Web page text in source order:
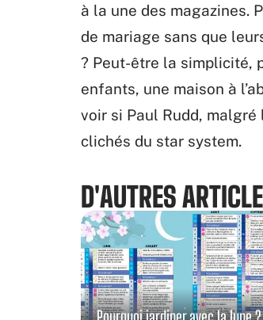
à la une des magazines.
de mariage sans que
? Peut-être la simplicité,
enfants, une maison à
voir si Paul Rudd, malgré
clichés du star system.
D'AUTRES